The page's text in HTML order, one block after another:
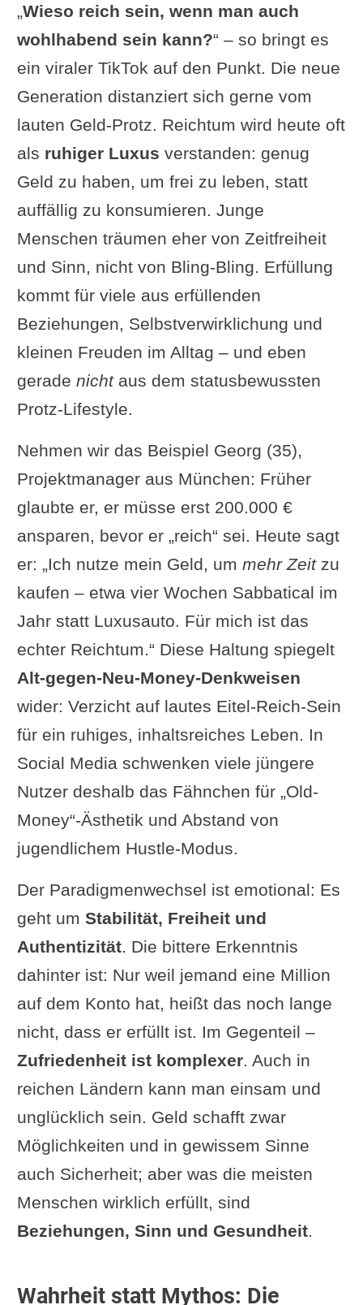
„Wieso reich sein, wenn man auch
wohlhabend sein kann?“ – so bringt es
ein viraler TikTok auf den Punkt. Die neue
Generation distanziert sich gerne vom
lauten Geld-Protz. Reichtum wird heute oft
als ruhiger Luxus verstanden: genug
Geld zu haben, um frei zu leben, statt
auffällig zu konsumieren. Junge
Menschen träumen eher von Zeitfreiheit
und Sinn, nicht von Bling-Bling. Erfüllung
kommt für viele aus erfüllenden
Beziehungen, Selbstverwirklichung und
kleinen Freuden im Alltag – und eben
gerade nichtaus dem statusbewussten
Protz-Lifestyle.
Nehmen wir das Beispiel Georg (35),
Projektmanager aus München: Früher
glaubte er, er müsse erst 200.000 €
ansparen, bevor er „reich“ sei. Heute sagt
er: „Ich nutze mein Geld, um mehr Zeitzu
kaufen – etwa vier Wochen Sabbatical im
Jahr statt Luxusauto. Für mich ist das
echter Reichtum.“ Diese Haltung spiegelt
Alt-gegen-Neu-Money-Denkweisen
wider: Verzicht auf lautes Eitel-Reich-Sein
für ein ruhiges, inhaltsreiches Leben. In
Social Media schwenken viele jüngere
Nutzer deshalb das Fähnchen für „Old-
Money“-Ästhetik und Abstand von
jugendlichem Hustle-Modus.
Der Paradigmenwechsel ist emotional: Es
geht um Stabilität, Freiheit und
Authentizität. Die bittere Erkenntnis
dahinter ist: Nur weil jemand eine Million
auf dem Konto hat, heißt das noch lange
nicht, dass er erfüllt ist. Im Gegenteil –
Zufriedenheit ist komplexer. Auch in
reichen Ländern kann man einsam und
unglücklich sein. Geld schafft zwar
Möglichkeiten und in gewissem Sinne
auch Sicherheit; aber was die meisten
Menschen wirklich erfüllt, sind
Beziehungen, Sinn und Gesundheit.
Wahrheit statt Mythos: Die